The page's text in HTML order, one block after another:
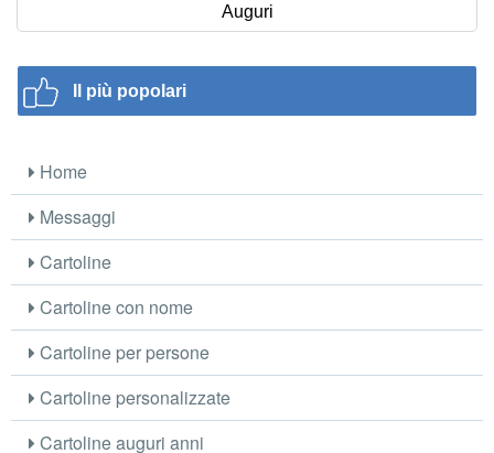
Auguri
Il più popolari
Home
Messaggi
Cartoline
Cartoline con nome
Cartoline per persone
Cartoline personalizzate
Cartoline auguri anni